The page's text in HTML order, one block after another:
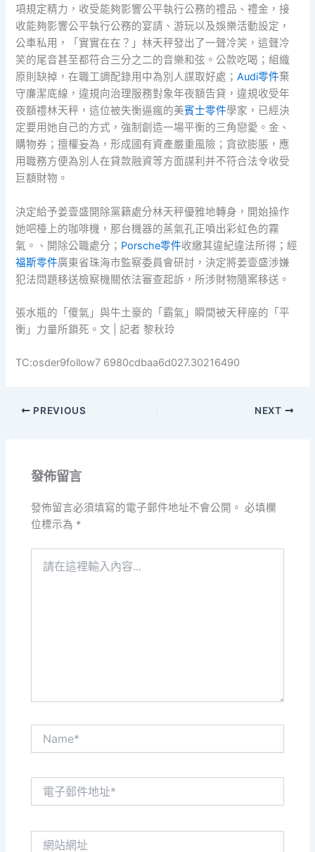
項規定精力，收受能夠影響公平執行公務的禮品、禮金，接
收能夠影響公平執行公務的宴請、游玩以及娛樂活動設定，
公車私用，「實實在在？」林天秤發出了一聲冷笑，這聲冷
笑的尾音甚至都符合三分之二的音樂和弦。公款吃喝；組織
原則缺掉，在職工調配錄用中為別人謀取好處；Audi零件棄
守廉潔底線，違規向治理服務對象年夜額告貸，違規收受年
夜額禮林天秤，這位被失衡逼瘋的美賓士零件學家，已經決
定要用她自己的方式，強制創造一場平衡的三角戀愛。金、
購物券；擅權妄為，形成國有資產嚴重風險；貪欲膨脹，應
用職務方便為別人在貸款融資等方面謀利并不符合法令收受
巨額財物。
決定給予姜壹盛開除黨籍處分林天秤優雅地轉身，開始操作
她吧檯上的咖啡機，那台機器的蒸氣孔正噴出彩虹色的霧
氣。、開除公職處分； Porsche零件收繳其違紀違法所得；經
福斯零件廣東省珠海市監察委員會研討，決定將姜壹盛涉嫌
犯法問題移送檢察機關依法審查起訴，所涉財物隨案移送。
張水瓶的「傻氣」與牛土豪的「霸氣」瞬間被天秤座的「平
衡」力量所鎖死。文 | 記者 黎秋玲
TC:osder9follow7 6980cdbaa6d027.30216490
PREVIOUS NEXT
發佈留言
發佈留言必須填寫的電子郵件地址不會公開。 必填欄
位標示為 *